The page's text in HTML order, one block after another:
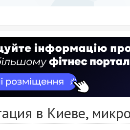
в Киеве,